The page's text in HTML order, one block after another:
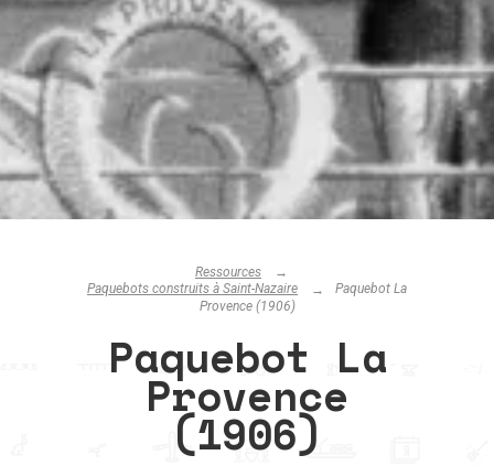
Ressources
Paquebots construits à Saint-Nazaire
Paquebot La
Provence (1906)
Paquebot La
Provence
(1906)